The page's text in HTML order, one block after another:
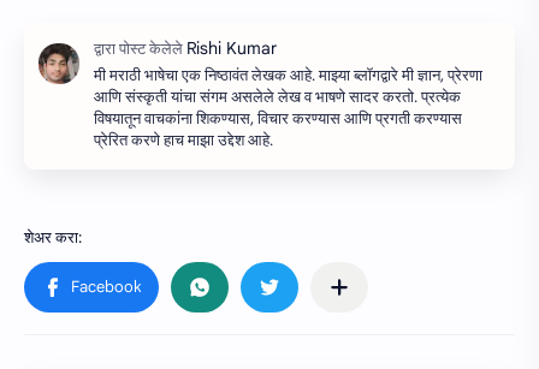
मी मराठी भाषेचा एक निष्ठावंत लेखक आहे. माझ्या ब्लॉगद्वारे मी ज्ञान, प्रेरणा
आणि संस्कृती यांचा संगम असलेले लेख व भाषणे सादर करतो. प्रत्येक
विषयातून वाचकांना शिकण्यास, विचार करण्यास आणि प्रगती करण्यास
प्रेरित करणे हाच माझा उद्देश आहे.